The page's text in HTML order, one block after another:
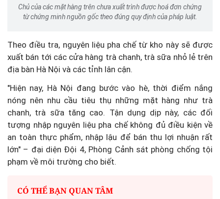
Chủ của các mặt hàng trên chưa xuất trình được hoá đơn chứng
từ chứng minh nguồn gốc theo đúng quy định của pháp luật.
Theo điều tra, nguyên liệu pha chế từ kho này sẽ được
xuất bán tới các cửa hàng trà chanh, trà sữa nhỏ lẻ trên
địa bàn Hà Nội và các tỉnh lân cận.
"Hiện nay, Hà Nội đang bước vào hè, thời điểm nắng
nóng nên nhu cầu tiêu thụ những mặt hàng như trà
chanh, trà sữa tăng cao. Tận dụng dịp này, các đối
tượng nhập nguyên liệu pha chế không đủ điều kiện về
an toàn thực phẩm, nhập lậu để bán thu lợi nhuận rất
lớn" – đại diện Đội 4, Phòng Cảnh sát phòng chống tội
phạm về môi trường cho biết.
CÓ THỂ BẠN QUAN TÂM